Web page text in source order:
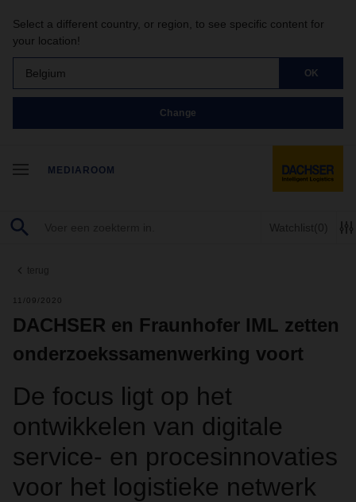
Select a different country, or region, to see specific content for
your location!
Belgium OK
Change
MEDIAROOM
Watchlist(0)
terug
11/09/2020
DACHSER en Fraunhofer IML zetten
onderzoekssamenwerking voort
De focus ligt op het
ontwikkelen van digitale
service- en procesinnovaties
voor het logistieke netwerk